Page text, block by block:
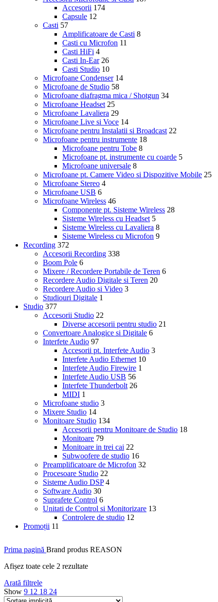
Accesorii 174
Capsule 12
Casti 57
Amplificatoare de Casti 8
Casti cu Microfon 11
Casti HiFi 4
Casti In-Ear 26
Casti Studio 10
Microfoane Condenser 14
Microfoane de Studio 58
Microfoane diafragma mica / Shotgun 34
Microfoane Headset 25
Microfoane Lavaliera 29
Microfoane Live si Voce 14
Microfoane pentru Instalatii si Broadcast 22
Microfoane pentru instrumente 18
Microfoane pentru Tobe 8
Microfoane pt. instrumente cu coarde 5
Microfoane universale 8
Microfoane pt. Camere Video si Dispozitive Mobile 25
Microfoane Stereo 4
Microfoane USB 6
Microfoane Wireless 46
Componente pt. Sisteme Wireless 28
Sisteme Wireless cu Headset 5
Sisteme Wireless cu Lavaliera 8
Sisteme Wireless cu Microfon 9
Recording 372
Accesorii Recording 338
Boom Pole 6
Mixere / Recordere Portabile de Teren 6
Recordere Audio Digitale si Teren 20
Recordere Audio si Video 3
Studiouri Digitale 1
Studio 377
Accesorii Studio 22
Diverse accesorii pentru studio 21
Convertoare Analogice si Digitale 6
Interfete Audio 97
Accesorii pt. Interfete Audio 3
Interfete Audio Ethernet 10
Interfete Audio Firewire 1
Interfete Audio USB 56
Interfete Thunderbolt 26
MIDI 1
Microfoane studio 3
Mixere Studio 14
Monitoare Studio 134
Accesorii pentru Monitoare de Studio 18
Monitoare 79
Monitoare in trei cai 22
Subwoofere de studio 16
Preamplificatoare de Microfon 32
Procesoare Studio 22
Sisteme Audio DSP 4
Software Audio 30
Suprafete Control 6
Unitati de Control si Monitorizare 13
Controlere de studio 12
Promoții 11
Prima pagină Brand produs REASON
Afișez toate cele 2 rezultate
Arată filtrele
Show 9 12 18 24